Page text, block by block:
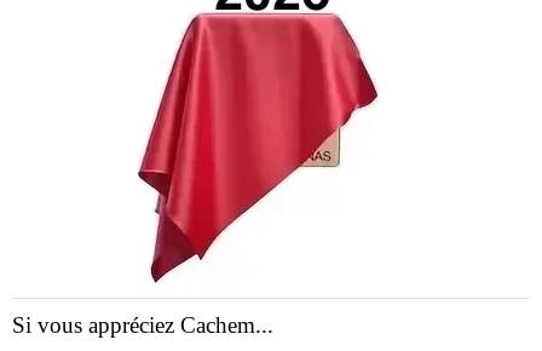
Si vous appréciez Cachem...